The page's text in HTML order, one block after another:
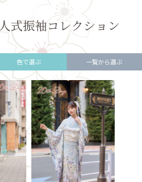
式振袖コレクション
色で選ぶ 一覧から選ぶ